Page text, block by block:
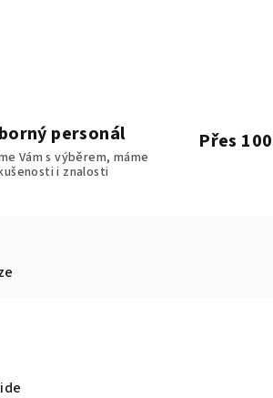
personál
Vám s výběrem, máme
i znalosti
Přes